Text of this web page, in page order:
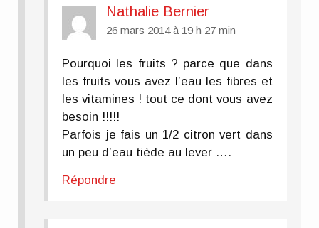
Nathalie Bernier
26 mars 2014 à 19 h 27 min
Pourquoi les fruits ? parce que dans
les fruits vous avez l’eau les fibres et
les vitamines ! tout ce dont vous avez
besoin !!!!!
Parfois je fais un 1/2 citron vert dans
un peu d’eau tiède au lever ….
Répondre